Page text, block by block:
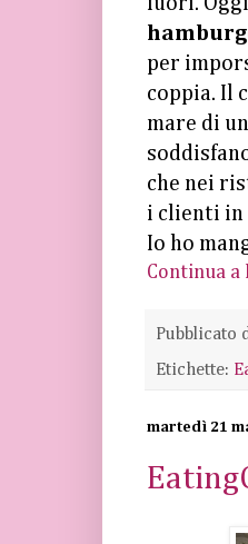
fuori.
per
coppia. Il
mare di
che nei
i clienti in
Io ho
Continua a
Pubblicato
Etichette:
martedì 21